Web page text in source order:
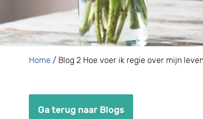
Home / Blog 2 Hoe voer ik regie over mijn
Ga terug naar Blogs